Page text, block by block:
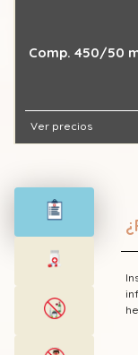
Comp. 450/50
Ver precios